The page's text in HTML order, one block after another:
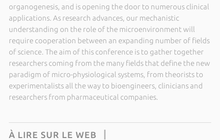
organogenesis, and is opening the door to numerous clinical
applications. As research advances, our mechanistic
understanding on the role of the microenvironment will
require cooperation between an expanding number of fields
of science. The aim of this conference is to gather together
researchers coming from the many fields that define the new
paradigm of micro-physiological systems, from theorists to
experimentalists all the way to bioengineers, clinicians and
researchers from pharmaceutical companies.
À LIRE SUR LE WEB